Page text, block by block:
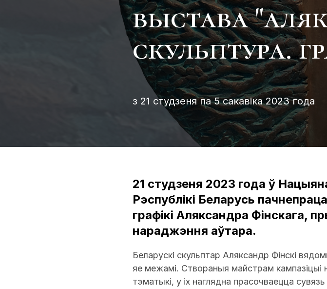
выстава
скульптура.
з 21 студзеня па 5 сакавіка 2023 года
21 студзеня 2023 года ў
Рэспублікі Беларусь
графікі Аляксандра Фінскага,
нараджэння аўтара.
Беларускі скульптар Аляксандр Фінскі
яе межамі. Створаныя майстрам кампазіцыі
тэматыкі, у іх наглядна прасочваецца